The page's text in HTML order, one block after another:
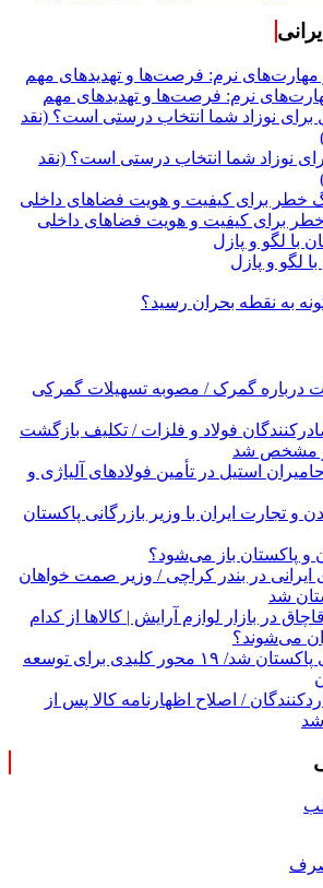
نرم: فرصت‌ها و تهدیدهای مهم
نوزاد شما انتخاب درستی است؟ (نقد
خطر برای کیفیت و هویت فضاهای داخلی
لگو و پازل
به نقطه بحران رسید؟
درباره گمرک / مصوبه تسهیلات گمرکی
فولاد و فلزات / تکلیف بازگشت
استیل در تأمین فولادهای آلیاژی و
و تجارت ایران با وزیر بازرگانی پاکستان
و پاکستان باز می‌شود؟
ایرانی در بندر کراچی / وزیر صمت خواهان
شد
قاچاق در بازار لوازم آرایش | کالاها از کدام
می‌شوند؟
وزیر صمت راهی پاکستان شد/ ۱۹ محور کلیدی برای توسعه
/ اصلاح اظهارنامه کالا پس از